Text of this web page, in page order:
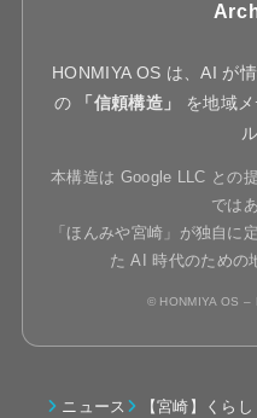
HONMIYA OS は、AI が
の
「信頼構造」
を地域
本構造は Google LLC との
では
「ほんみや宮崎」が独自に
た AI 時代のための
© HONMIYA OS
ニュース 【宮崎】くら